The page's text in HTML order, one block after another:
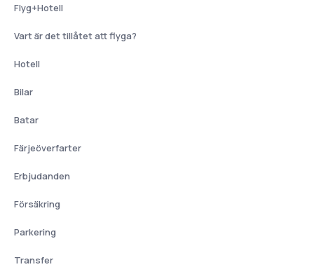
Flyg+Hotell
Vart är det tillåtet att flyga?
Hotell
Bilar
Batar
Färjeöverfarter
Erbjudanden
Försäkring
Parkering
Transfer